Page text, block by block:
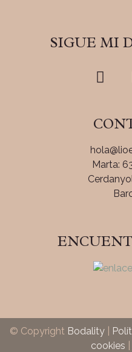
SIGUE MI
Marta:
© Copyright Bodality
cookies